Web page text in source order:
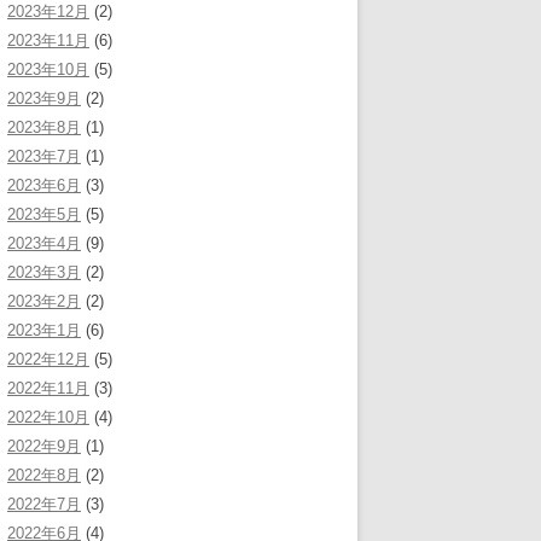
2023年12月 (2)
2023年11月 (6)
2023年10月 (5)
2023年9月 (2)
2023年8月 (1)
2023年7月 (1)
2023年6月 (3)
2023年5月 (5)
2023年4月 (9)
2023年3月 (2)
2023年2月 (2)
2023年1月 (6)
2022年12月 (5)
2022年11月 (3)
2022年10月 (4)
2022年9月 (1)
2022年8月 (2)
2022年7月 (3)
2022年6月 (4)